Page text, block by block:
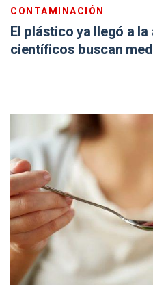
CONTAMINACIÓN
El plástico ya llegó a
científicos buscan